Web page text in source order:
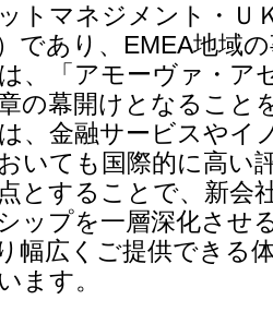
トマネジメント・Ｕ
であり、EMEA地域
、「アモーヴァ・ア
の幕開けとなること
、金融サービスやイ
いても国際的に高い
とすることで、新会
ップを一層深化させ
幅広くご提供できる
ます。